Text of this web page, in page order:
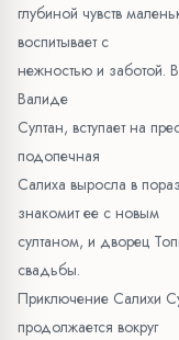
глубиной чувств
воспитывает с
нежностью и заботой.
Валиде
Султан, вступает на
подопечная
Салиха выросла в
знакомит ее с новым
султаном, и дворец
свадьбы.
Приключение Салихи
продолжается вокруг